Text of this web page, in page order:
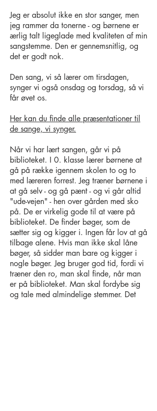
Jeg er absolut ikke en stor sanger, men
jeg rammer da tonerne - og børnene er
ærlig talt ligeglade med kvaliteten af min
sangstemme. Den er gennemsnitlig, og
det er godt nok.
Den sang, vi så lærer om tirsdagen,
synger vi også onsdag og torsdag, så vi
får øvet os.
Her kan du finde alle præsentationer til
de sange, vi synger.
Når vi har lært sangen, går vi på
biblioteket. I 0. klasse lærer børnene at
gå på række igennem skolen to og to
med læreren forrest. Jeg træner børnene i
at gå selv - og gå pænt - og vi går altid
"ude-vejen" - hen over gården med sko
på. De er virkelig gode til at være på
biblioteket. De finder bøger, som de
sætter sig og kigger i. Ingen får lov at gå
tilbage alene. Hvis man ikke skal låne
bøger, så sidder man bare og kigger i
nogle bøger. Jeg bruger god tid, fordi vi
træner den ro, man skal finde, når man
er på biblioteket. Man skal fordybe sig
og tale med almindelige stemmer. Det